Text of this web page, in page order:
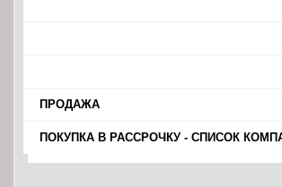
ПРОДАЖА
ПОКУПКА В РАССРОЧКУ - СПИСОК